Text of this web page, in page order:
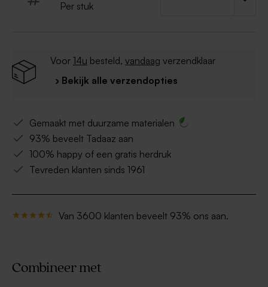
Per stuk
Voor 14u besteld, vandaag verzendklaar
› Bekijk alle verzendopties
Gemaakt met duurzame materialen
93% beveelt Tadaaz aan
100% happy of een gratis herdruk
Tevreden klanten sinds 1961
Van 3600 klanten beveelt 93% ons aan.
Combineer met